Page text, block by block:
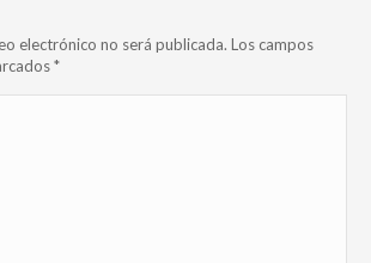
electrónico no será publicada. Los campos
*